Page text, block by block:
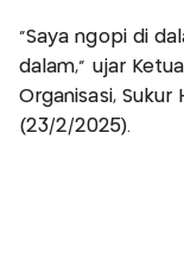
"Saya ngopi di
dalam," ujar
Organisasi, Sukur
(23/2/2025).